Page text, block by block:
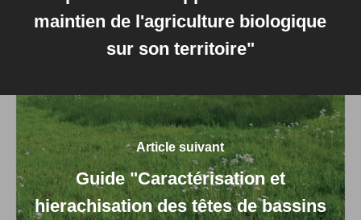
maintien de l'agriculture biologique
sur son territoire"
Article suivant
Guide "Caractérisation et
hierachisation des têtes de bassins